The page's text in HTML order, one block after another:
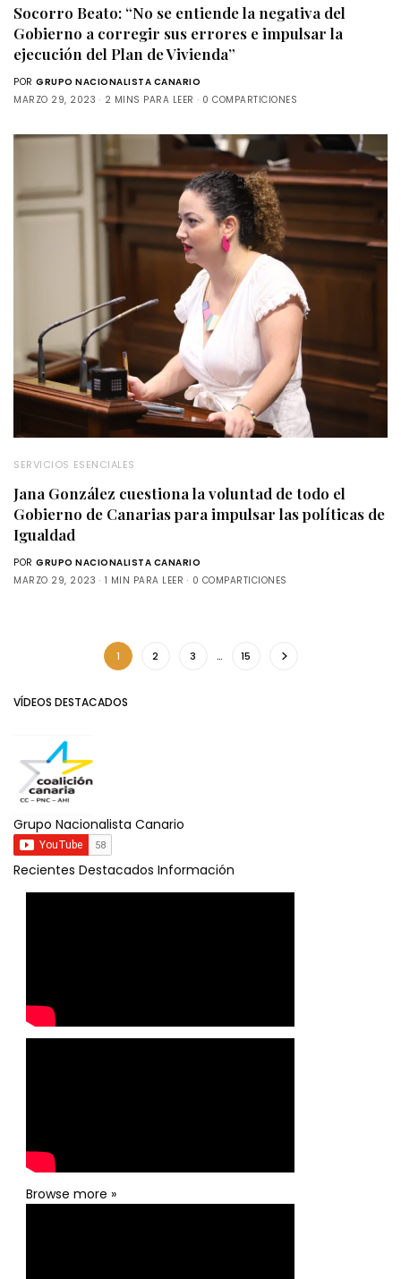
Socorro Beato: “No se entiende la negativa del
Gobierno a corregir sus errores e impulsar la
ejecución del Plan de Vivienda”
POR GRUPO NACIONALISTA CANARIO
MARZO 29, 2023
2 MINS PARA LEER 0 COMPARTICIONES
SERVICIOS ESENCIALES
Jana González cuestiona la voluntad de todo el
Gobierno de Canarias para impulsar las políticas de
Igualdad
POR GRUPO NACIONALISTA CANARIO
MARZO 29, 2023
1 MIN PARA LEER 0 COMPARTICIONES
1 2 3 … 15
VÍDEOS DESTACADOS
Grupo Nacionalista Canario
Recientes Destacados Información
Browse more »